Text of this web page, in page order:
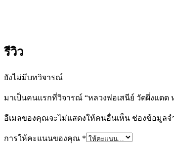
รีวิว
ยังไม่มีบทวิจารณ์
มาเป็นคนแรกที่วิจารณ์ “หลวงพ่อเสนีย์ วัดผึ่งแด
อีเมลของคุณจะไม่แสดงให้คนอื่นเห็น ช่องข้อมูลจ
การให้คะแนนของคุณ *